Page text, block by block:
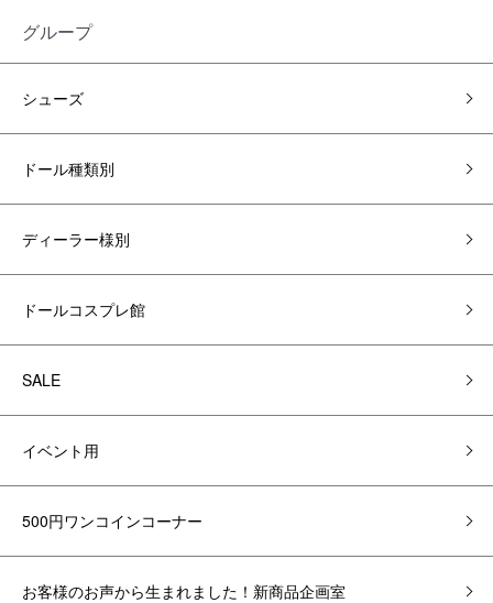
グループ
シューズ
ドール種類別
ディーラー様別
ドールコスプレ館
SALE
イベント用
500円ワンコインコーナー
お客様のお声から生まれました！新商品企画室